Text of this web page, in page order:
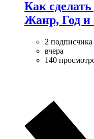
Как
Жанр, Год и
2 подписчика
вчера
140